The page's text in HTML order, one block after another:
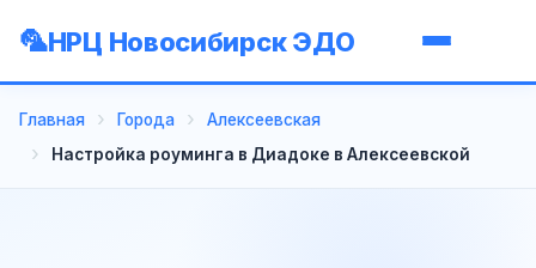
НРЦ Новосибирск ЭДО
Главная Города
Алексеевская
Настройка роуминга в Диадоке в Алексеевской